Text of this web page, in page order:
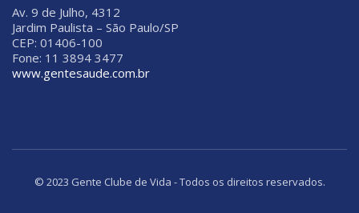
Av. 9 de Julho, 4312
Jardim Paulista – São Paulo/SP
CEP: 01406-100
Fone: 11 3894 3477
www.gentesaude.com.br
© 2023 Gente Clube de Vida - Todos os direitos reservados.